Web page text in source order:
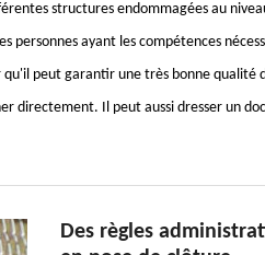
structures endommagées au
personnes ayant les compétences
peut garantir une très bonne qualité
directement. Il peut aussi dresser un
Des règles